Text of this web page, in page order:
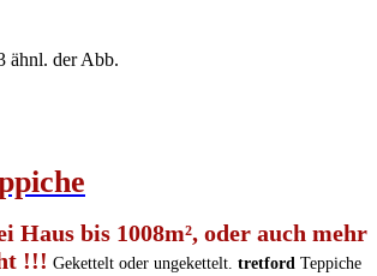
ähnl. der Abb.
bis 1008m², oder auch mehr
!!! Gekettelt oder ungekettelt. tretford Teppiche